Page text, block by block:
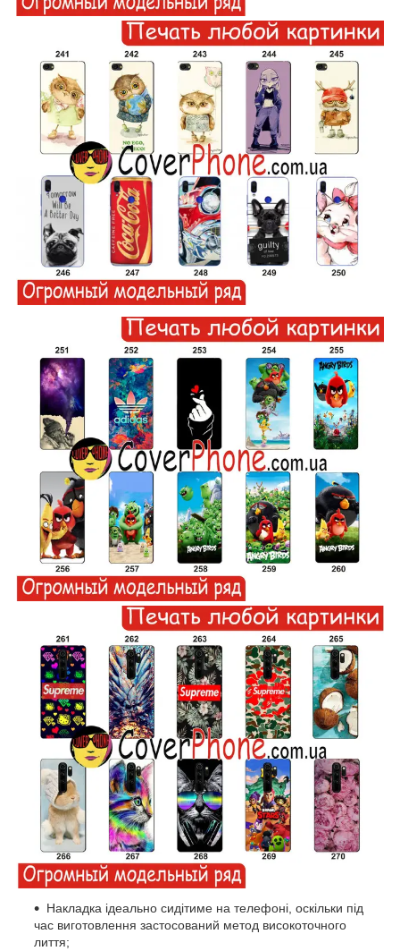
Накладка ідеально сидітиме на телефоні, оскільки під
час виготовлення застосований метод високоточного
лиття;